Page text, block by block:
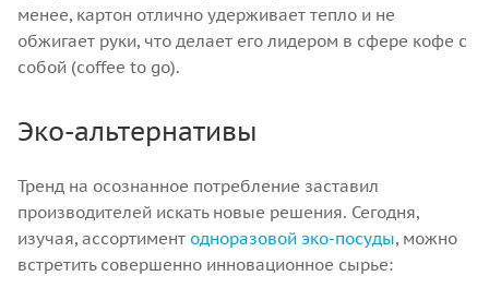
менее, картон отлично удерживает тепло и не
обжигает руки, что делает его лидером в сфере кофе с
собой (coffee to go).
Эко-альтернативы
Тренд на осознанное потребление заставил
производителей искать новые решения. Сегодня,
изучая, ассортимент одноразовой эко-посуды, можно
встретить совершенно инновационное сырье: